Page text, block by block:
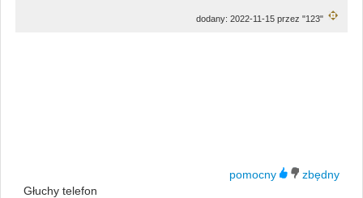
dodany: 2022-11-15 przez "123"
Głuchy telefon